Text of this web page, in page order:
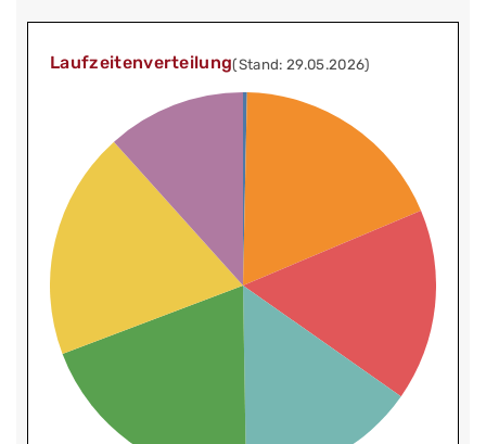
Laufzeitenverteilung(Stand: 29.05.2026)